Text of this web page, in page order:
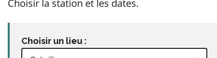
Choisir la station et les dates.
Choisir un lieu :